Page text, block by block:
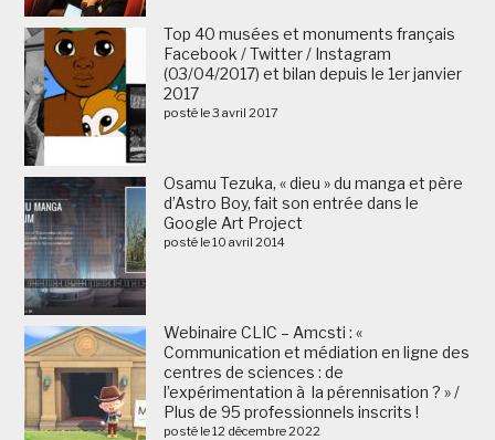
Top 40 musées et monuments français
Facebook / Twitter / Instagram
(03/04/2017) et bilan depuis le 1er janvier
2017
posté le 3 avril 2017
Osamu Tezuka, « dieu » du manga et père
d’Astro Boy, fait son entrée dans le
Google Art Project
posté le 10 avril 2014
Webinaire CLIC – Amcsti : «
Communication et médiation en ligne des
centres de sciences : de
l’expérimentation à la pérennisation ? » /
Plus de 95 professionnels inscrits !
posté le 12 décembre 2022